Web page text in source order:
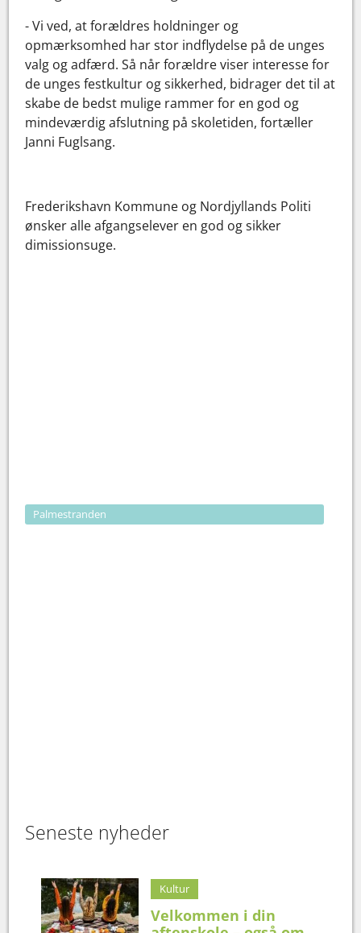
- Vi ved, at forældres holdninger og
opmærksomhed har stor indflydelse på de unges
valg og adfærd. Så når forældre viser interesse for
de unges festkultur og sikkerhed, bidrager det til at
skabe de bedst mulige rammer for en god og
mindeværdig afslutning på skoletiden, fortæller
Janni Fuglsang.
Frederikshavn Kommune og Nordjyllands Politi
ønsker alle afgangselever en god og sikker
dimissionsuge.
Palmestranden
Seneste nyheder
Kultur
Velkommen i din